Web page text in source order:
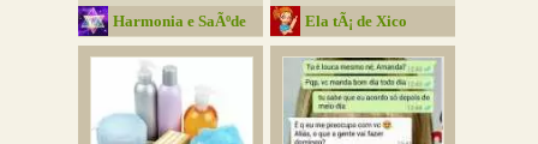
Harmonia e SaÃºde
Ela tÃ¡ de Xico